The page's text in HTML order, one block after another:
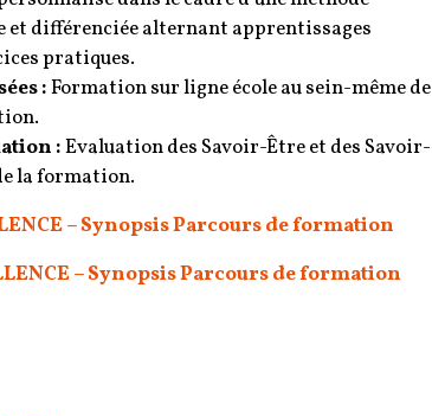
et différenciée alternant apprentissages
pratiques.
:Formation sur ligne école au sein-même de
:Evaluation des Savoir-Être et des Savoir-
la formation.
– Synopsis Parcours de formation
– Synopsis Parcours de formation